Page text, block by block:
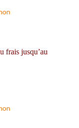
frais jusqu’au